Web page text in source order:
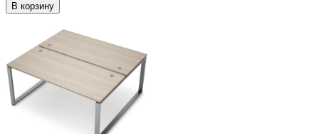
В корзину